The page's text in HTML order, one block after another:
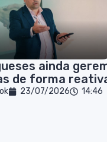
ainda
de forma
23/07/2026 14:46